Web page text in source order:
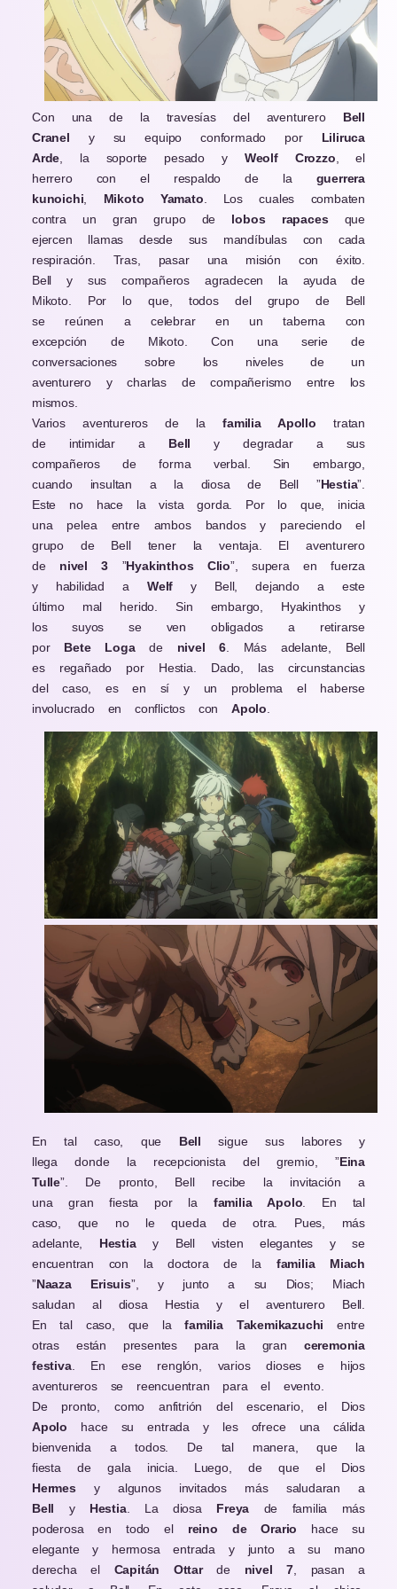
Con una de la travesías del aventurero Bell
Cranel y su equipo conformado por Liliruca
Arde , la soporte pesado y Weolf Crozzo , el
herrero con el respaldo de la guerrera
kunoichi
Mikoto Yamato . Los cuales combaten
contra un gran grupo de lobos rapacesque
ejercen llamas desde sus mandíbulas con cada
respiración. Tras, pasar una misión con éxito.
Bell y sus compañeros agradecen la ayuda de
Mikoto. Por lo que, todos del grupo de Bell
se reúnen a celebrar en un taberna con
excepción de Mikoto. Con una serie de
conversaciones sobre los niveles de un
aventurero y charlas de compañerismo entre los
mismos.
Varios aventureros de lafamilia Apollo tratan
de intimidar a Belly degradar a sus
compañeros de forma verbal. Sin embargo,
cuando insultan a la diosa de Bell ”Hestia”.
Este no hace la vista gorda. Por lo que, inicia
una pelea entre ambos bandos y pareciendo el
grupo de Bell tener la ventaja. El aventurero
de nivel 3 ”Hyakinthos Clio”, supera en fuerza
y habilidad aWelfy Bell, dejando a este
último mal herido. Sin embargo, Hyakinthos y
los suyos se ven obligados a retirarse
por Bete Logade nivel 6 . Más adelante, Bell
es regañado por Hestia. Dado, las circunstancias
del caso, es en sí y un problema el haberse
involucrado en conflictos conApolo
En tal caso, que Bellsigue sus labores y
llega donde la recepcionista del gremio, ”Eina
Tulle”. De pronto, Bell recibe la invitación a
una gran fiesta por la familia Apolo. En tal
caso, que no le queda de otra. Pues, más
adelante, Hestiay Bell visten elegantes y se
encuentran con la doctora de la familia Miach
”Naaza Erisuis”, y junto a su Dios; Miach
saludan al diosa Hestia y el aventurero Bell.
En tal caso, que lafamilia Takemikazuchi entre
otras están presentes para la gran ceremonia
festiva. En ese renglón, varios dioses e hijos
aventureros se reencuentran para el evento.
De pronto, como anfitrión del escenario, el Dios
Apolo hace su entrada y les ofrece una cálida
bienvenida a todos. De tal manera, que la
fiesta de gala inicia. Luego, de que el Dios
Hermes y algunos invitados más saludaran a
Bell y Hestia. La diosa Freya de familia más
poderosa en todo el reino de Orario hace su
elegante y hermosa entrada y junto a su mano
derecha el Capitán Ottarde nivel 7, pasan a